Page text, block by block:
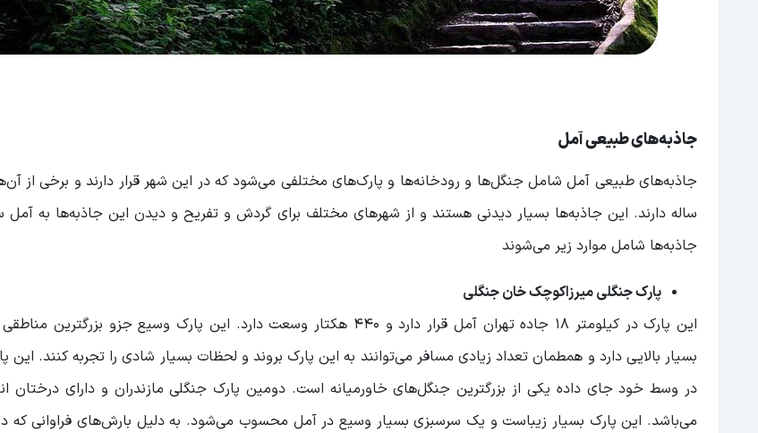
جاذبه‌های طبیعی آمل
جاذبه‌های طبیعی آمل شامل جنگل‌ها و رودخانه‌ها و پارک‌های مختلفی می‌شود که در این شهر قرار دارند و برخی از
ساله دارند. این جاذبه‌ها بسیار دیدنی هستند و از شهرهای مختلف برای گردش و تفریح و دیدن این جاذبه‌ها به آمل
جاذبه‌ها شامل موارد زیر می‌شوند
پارک جنگلی میرزاکوچک خان جنگلی
این پارک در کیلومتر ۱۸ جاده تهران آمل قرار دارد و ۴۴۰ هکتار وسعت دارد‌. این پارک وسیع جزو
بسیار بالایی دارد و همطمان تعداد زیادی مسافر می‌توانند به این پارک بروند و لحظات بسیار شادی را تجربه کنند. این
در وسط خود جای داده یکی از بزرگترین جنگل‌های خاورمیانه است. دومین پارک جنگلی مازندران و دارای درختان
می‌باشد. این پارک بسیار زیباست و یک سرسبزی بسیار وسیع در آمل محسوب می‌شود. به دلیل بارش‌های فراوانی که